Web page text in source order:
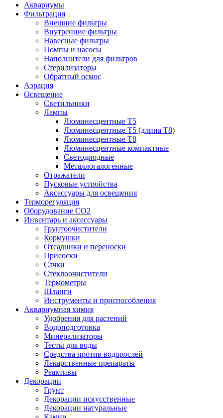
Аквариумы
Фильтрация
Внешние фильтры
Внутренние фильтры
Навесные фильтры
Помпы и насосы
Наполнители для фильтров
Стерилизаторы
Обратный осмос
Аэрация
Освещение
Светильники
Лампы
Люминесцентные T5
Люминесцентные T5 (длина T8)
Люминесцентные T8
Люминесцентные компактные
Светодиодные
Металлогалогенные
Отражатели
Пусковые устройства
Аксессуары для освещения
Терморегуляция
Оборудование CO2
Инвентарь и аксессуары
Грунтоочистители
Кормушки
Отсадники и переноски
Присоски
Сачки
Стеклоочистители
Термометры
Шланги
Инструменты и приспособления
Аквариумная химия
Удобрения для растений
Водоподготовка
Минерализаторы
Тесты для воды
Средства против водорослей
Лекарственные препараты
Реактивы
Декорации
Грунт
Декорации искусственные
Декорации натуральные